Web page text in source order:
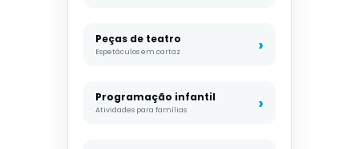
Peças de teatro
Espetáculos em cartaz
Programação infantil
Atividades para famílias